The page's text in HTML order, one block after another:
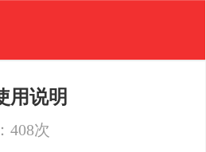
用说明
408次